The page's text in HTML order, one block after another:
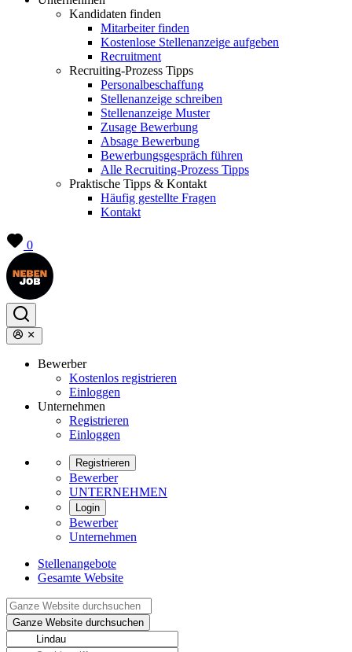
Kandidaten finden
Mitarbeiter finden
Kostenlose Stellenanzeige aufgeben
Recruitment
Recruiting-Prozess Tipps
Personalbeschaffung
Stellenanzeige schreiben
Stellenanzeige Muster
Zusage Bewerbung
Absage Bewerbung
Bewerbungsgespräch führen
Alle Recruiting-Prozess Tipps
Praktische Tipps & Kontakt
Häufig gestellte Fragen
Kontakt
0
Bewerber
Kostenlos registrieren
Einloggen
Unternehmen
Registrieren
Einloggen
Registrieren
Bewerber
UNTERNEHMEN
Login
Bewerber
Unternehmen
Stellenangebote
Gesamte Website